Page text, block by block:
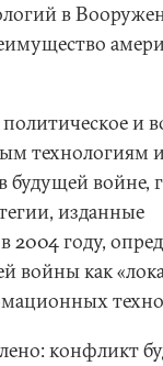
в
и
технологиям
войне,
изданные
году,
войны как
конфликт